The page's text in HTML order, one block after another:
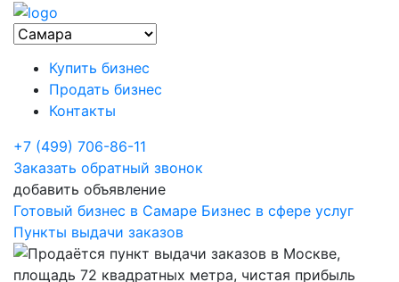
Купить бизнес
Продать бизнес
Контакты
+7 (499) 706-86-11
Заказать обратный звонок
добавить объявление
Готовый бизнес в Самаре Бизнес в сфере услуг
Пункты выдачи заказов